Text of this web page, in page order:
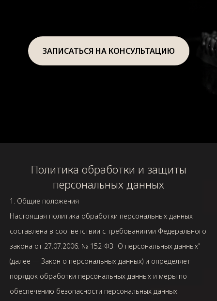
ЗАПИСАТЬСЯ НА КОНСУЛЬТАЦИЮ
Политика обработки и защиты
персональных данных
1. Общие положения
Настоящая политика обработки персональных данных
составлена в соответствии с требованиями Федерального
закона от 27.07.2006. № 152-ФЗ "О персональных данных"
(далее — Закон о персональных данных) и определяет
порядок обработки персональных данных и меры по
обеспечению безопасности персональных данных.